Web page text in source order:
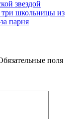
звездой
три школьницы из
парня
поля